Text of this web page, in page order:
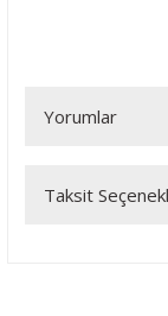
Yorumlar
Taksit